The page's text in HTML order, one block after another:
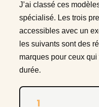
J’ai classé ces
spécialisé. Les trois
accessibles avec un
les suivants sont des
marques pour ceux
durée.
1